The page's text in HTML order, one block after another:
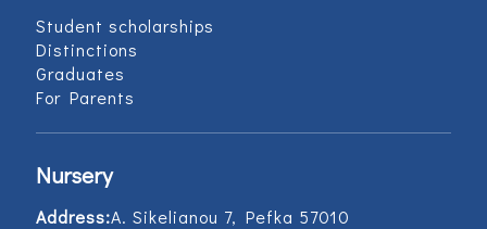
Student scholarships
Distinctions
Graduates
For Parents
Nursery
Address:Α. Sikelianou 7, Pefka 57010